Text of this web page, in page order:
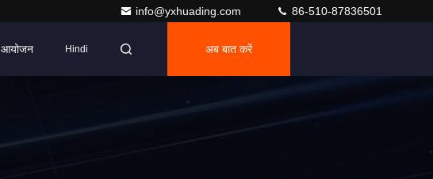
info@yxhuading.com 86-510-87836501
आयोजन Hindi अब बात करें